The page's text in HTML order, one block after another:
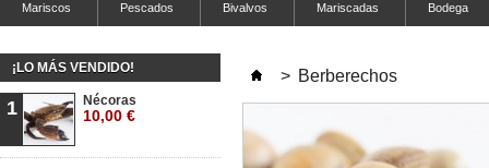
Mariscos Pescados Bivalvos Mariscadas Bodega
¡LO MÁS VENDIDO!
1 Nécoras
10,00 €
> Berberechos